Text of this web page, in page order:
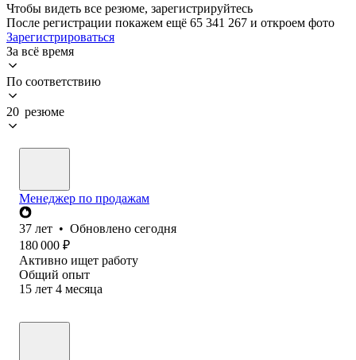
Чтобы видеть все резюме, зарегистрируйтесь
После регистрации покажем ещё 65 341 267 и откроем фото
Зарегистрироваться
За всё время
По соответствию
20 резюме
Менеджер по продажам
37 лет • Обновлено сегодня
180 000 ₽
Активно ищет работу
Общий опыт
15 лет 4 месяца